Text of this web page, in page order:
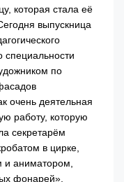
которая стала её
выпускница
специальности
по
очень деятельная
работу, которую
секретарём
в цирке,
и аниматором,
фонарей»,